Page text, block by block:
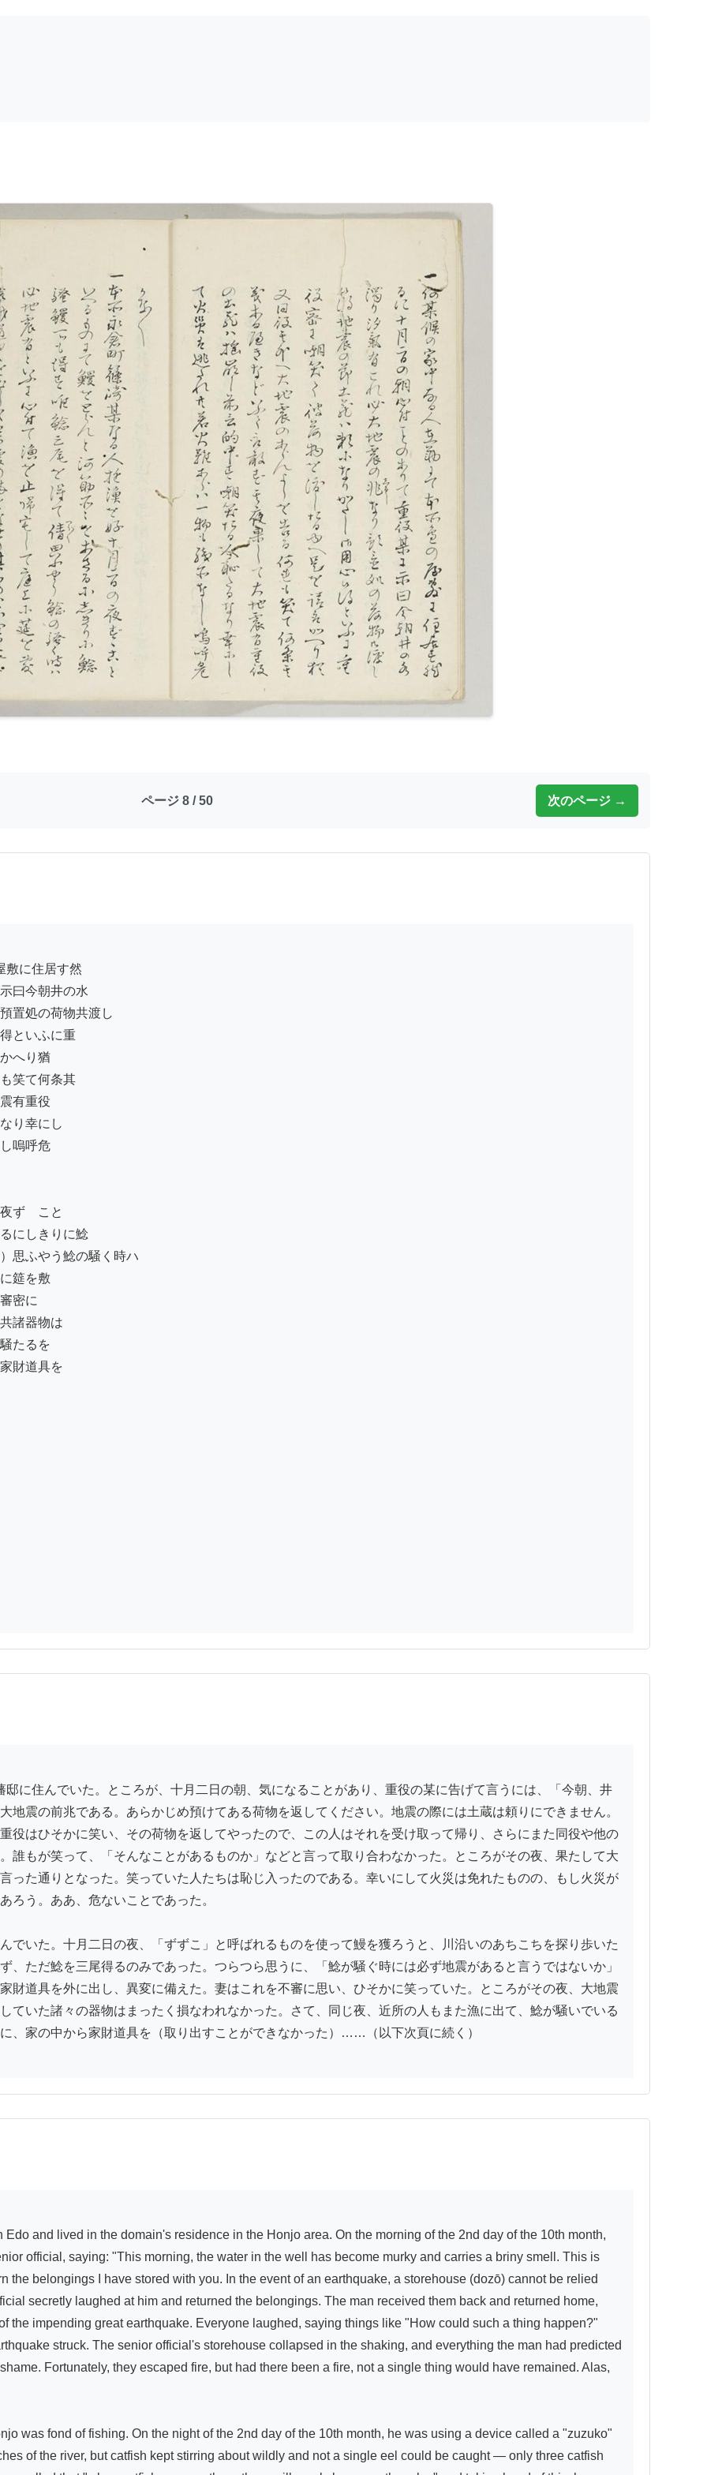
ページ 8 / 50 次のページ →
曰今朝井の水
置処の荷物共渡し
といふに重
へり猶
笑て何条其
有重役
り幸にし
嗚呼危
ずゝこと
にしきりに鯰
思ふやう鯰の騒く時ハ
筵を敷
密に
諸器物は
たるを
財道具を
地震の前兆である。あらかじめ預けてある荷物を返してください。地震の際には土蔵は頼りにできません。
役はひそかに笑い、その荷物を返してやったので、この人はそれを受け取って帰り、さらにまた同役や他の
誰もが笑って、「そんなことがあるものか」などと言って取り合わなかった。ところがその夜、果たして大
った通りとなった。笑っていた人たちは恥じ入ったのである。幸いにして火災は免れたものの、もし火災が
ろう。ああ、危ないことであった。
でいた。十月二日の夜、「ずずこ」と呼ばれるものを使って鰻を獲ろうと、川沿いのあちこちを探り歩いた
、ただ鯰を三尾得るのみであった。つらつら思うに、「鯰が騒ぐ時には必ず地震があると言うではないか」
財道具を外に出し、異変に備えた。妻はこれを不審に思い、ひそかに笑っていた。ところがその夜、大地震
ていた諸々の器物はまったく損なわれなかった。さて、同じ夜、近所の人もまた漁に出て、鯰が騒いでいる
、家の中から家財道具を（取り出すことができなかった）……（以下次頁に続く）
official, saying: "This morning, the water in the well has become murky and carries a briny smell. This is
the belongings I have stored with you. In the event of an earthquake, a storehouse (dozō) cannot be relied
secretly laughed at him and returned the belongings. The man received them back and returned home,
the impending great earthquake. Everyone laughed, saying things like "How could such a thing happen?"
struck. The senior official's storehouse collapsed in the shaking, and everything the man had predicted
Fortunately, they escaped fire, but had there been a fire, not a single thing would have remained. Alas,
was fond of fishing. On the night of the 2nd day of the 10th month, he was using a device called a "zuzuko"
of the river, but catfish kept stirring about wildly and not a single eel could be caught — only three catfish